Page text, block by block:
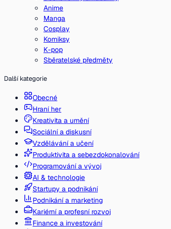
Anime
Manga
Cosplay
Komiksy
K-pop
Sběratelské předměty
Další kategorie
Obecné
Hraní her
Kreativita a umění
Sociální a diskusní
Vzdělávání a učení
Produktivita a sebezdokonalování
Programování a vývoj
AI & technologie
Startupy a podnikání
Podnikání a marketing
Kariérní a profesní rozvoj
Finance a investování